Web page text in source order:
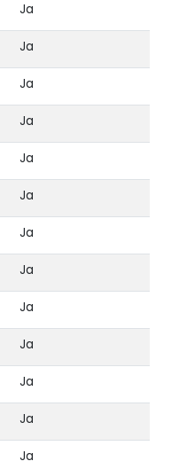
Ja
Ja
Ja
Ja
Ja
Ja
Ja
Ja
Ja
Ja
Ja
Ja
Ja